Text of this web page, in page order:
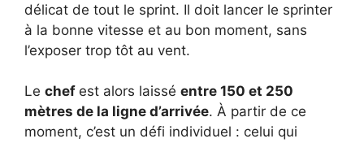
délicat de tout le sprint. Il doit lancer le sprinter
à la bonne vitesse et au bon moment, sans
l’exposer trop tôt au vent.
Le chef est alors laissé entre 150 et 250
mètres de la ligne d’arrivée. À partir de ce
moment, c’est un défi individuel : celui qui